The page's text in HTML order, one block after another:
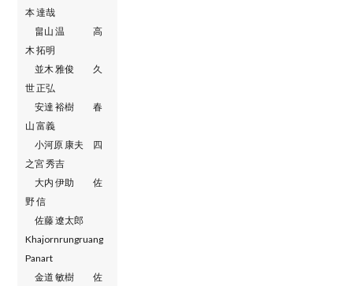
本 達哉
畠山 温 高
木 拓明
並木 雅俊 久
世 正弘
安達 裕樹 春
山 富義
小河原 康夫 四
之宮 秀吉
大内 伊助 佐
野 信
佐藤 遼太郎
Khajornrungruang
Panart
金道 敏樹 佐